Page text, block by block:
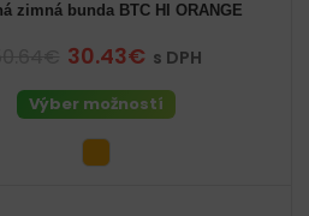
56 (XL) pánske
zimná bunda BTC HI ORANGE
30.43€ s DPH
Výber možností